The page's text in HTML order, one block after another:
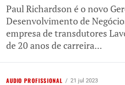
Paul Richardson é o novo
Desenvolvimento de
empresa de transdutores
de 20 anos de carreira...
AUDIO PROFISSIONAL 21 jul 2023